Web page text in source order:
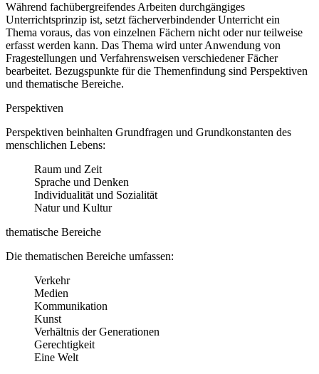
Während fachübergreifendes Arbeiten durchgängiges
Unterrichtsprinzip ist, setzt fächerverbindender Unterricht ein
Thema voraus, das von einzelnen Fächern nicht oder nur teilweise
erfasst werden kann. Das Thema wird unter Anwendung von
Fragestellungen und Verfahrensweisen verschiedener Fächer
bearbeitet. Bezugspunkte für die Themenfindung sind Perspektiven
und thematische Bereiche.
Perspektiven
Perspektiven beinhalten Grundfragen und Grundkonstanten des
menschlichen Lebens:
Raum und Zeit
Sprache und Denken
Individualität und Sozialität
Natur und Kultur
thematische Bereiche
Die thematischen Bereiche umfassen:
Verkehr
Medien
Kommunikation
Kunst
Verhältnis der Generationen
Gerechtigkeit
Eine Welt